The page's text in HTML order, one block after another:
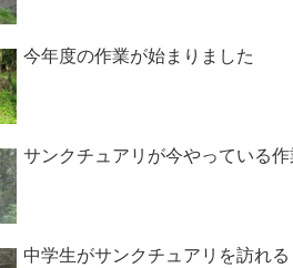
今年度の作業が始まりました
サンクチュアリが今やっている作
中学生がサンクチュアリを訪れる